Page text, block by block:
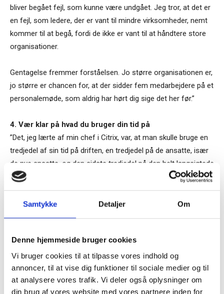
Samtykke Detaljer Om
Denne hjemmeside bruger cookies
Vi bruger cookies til at tilpasse vores indhold og
annoncer, til at vise dig funktioner til sociale medier og til
at analysere vores trafik. Vi deler også oplysninger om
din brug af vores website med vores partnere inden for
bliver begået fejl, som kunne være undgået. Jeg tror, at det er
en fejl, som ledere, der er vant til mindre virksomheder, nemt
kommer til at begå, fordi de ikke er vant til at håndtere store
organisationer.
Gentagelse fremmer forståelsen. Jo større organisationen er,
jo større er chancen for, at der sidder fem medarbejdere på et
personalemøde, som aldrig har hørt dig sige det her før.”
4. Vær klar på hvad du bruger din tid på
”Det, jeg lærte af min chef i Citrix, var, at man skulle bruge en
tredjedel af sin tid på driften, en tredjedel på de ansatte, især
de nye ansatte, og den sidste tredjedel på den helt langsigtede
strategi. Sagen er, at de fleste, som sidder i en lederposition,
driften. Og når det hele så brænder på, laver man en strategi.
for at være sikker på, at det bliver præcis lige som, man vil
have det. Det har jeg selv oplevet, når jeg er begyndt fra
bunden. Selv om jeg har 27 ansatte, har jeg tænkt, at det må
jeg nok hellere lige selv ordne. I stedet for at overlade det til
Tilmeld dig vores
nyhedsbrev
– og modtag Ole Borchs bog
“Succes i en dansk bestyrelse”